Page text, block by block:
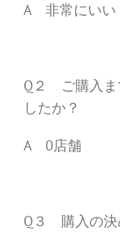
A 非常にいい
Q２ ご購入ま
したか？
A 0店舗
Q３ 購入の決